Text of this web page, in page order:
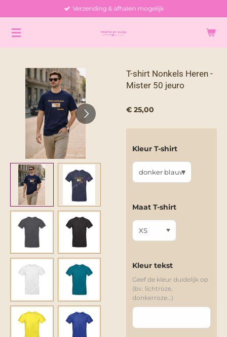
naar
Verzending & afhalen mogelijk
T-shirt Nonkels Heren -
Mister 50 jeuro
€ 25,00
Kleur T-shirt
Maat T-shirt
Kleur tekst
Geef de kleur duidelijk op
(bv. lichtroze,
donkerroze…)